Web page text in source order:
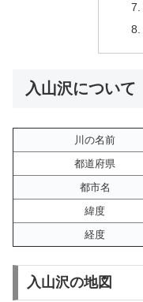
入山沢について
川の名前
都道府県
都市名
緯度
経度
入山沢の地図